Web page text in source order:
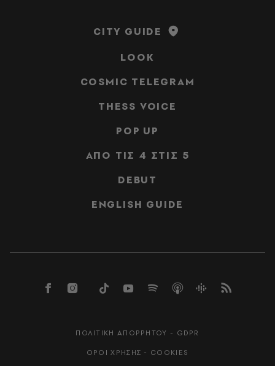
CITY GUIDE
LOOK
COSMIC TELEGRAM
THESS VOICE
POP UP
ΑΠΟ ΤΙΣ 4 ΣΤΙΣ 5
DEBUT
ENGLISH GUIDE
ΠΟΛΙΤΙΚΗ ΑΠΟΡΡΗΤΟΥ - GDPR
ΟΡΟΙ ΧΡΗΣΗΣ - COOKIES